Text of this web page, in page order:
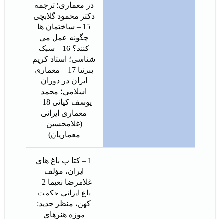
در معماری؛ ترجمه
دکتر محمود گلابچی
15 – ساختمان ها
چگونه عمل می
کنند؟ 16 – سبک
شناسی؛ استاد کریم
پیرنیا 17 – معماری
ایران در دوران
اسلامی؛ محمد
یوسف کیانی 18 –
معماری ایرانی
(غلامحسین
معماریان)
1 – کتا ب باغ های
ایران، مؤلف
غلامرضا نعیما 2 –
باغ ایرانی حکمت
کهن، منظر جدید:
موزه هنرهای